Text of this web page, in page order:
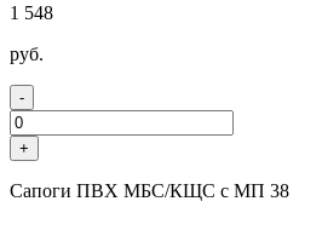
1 548
руб.
-
+
Сапоги ПВХ МБС/КЩС с МП 38